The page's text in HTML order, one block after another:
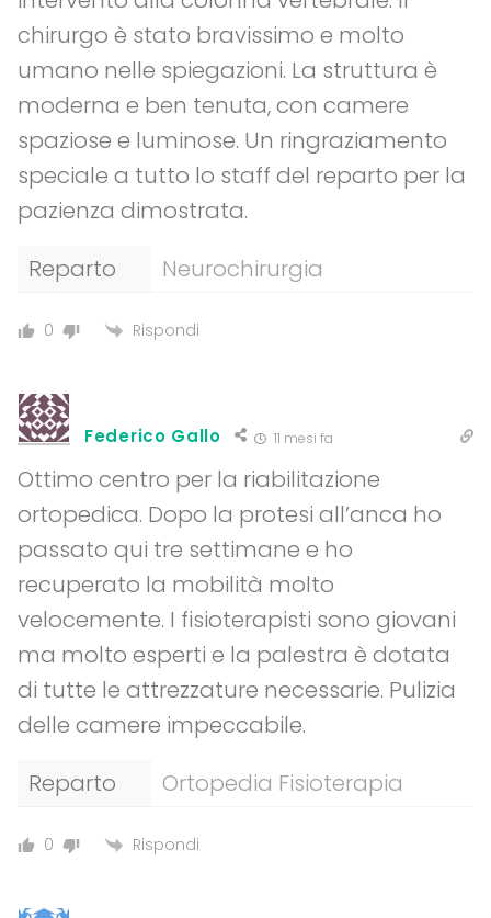
chirurgo è stato bravissimo e molto
umano nelle spiegazioni. La struttura è
moderna e ben tenuta, con camere
spaziose e luminose. Un ringraziamento
speciale a tutto lo staff del reparto per la
pazienza dimostrata.
Reparto
Neurochirurgia
0 Rispondi
Federico Gallo 11 mesi fa
Ottimo centro per la riabilitazione
ortopedica. Dopo la protesi all’anca ho
passato qui tre settimane e ho
recuperato la mobilità molto
velocemente. I fisioterapisti sono giovani
ma molto esperti e la palestra è dotata
di tutte le attrezzature necessarie. Pulizia
delle camere impeccabile.
Reparto
Ortopedia Fisioterapia
0 Rispondi